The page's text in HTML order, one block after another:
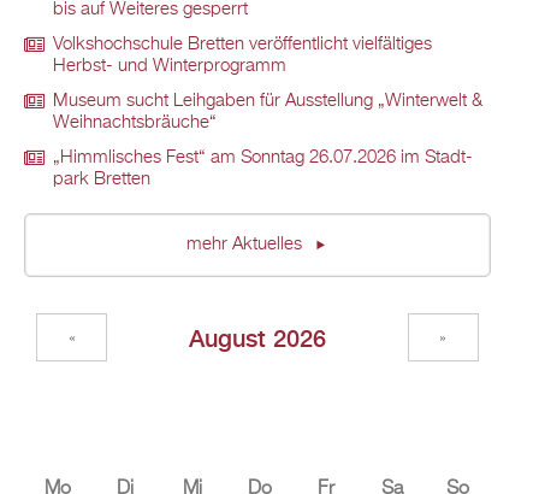
bis auf Wei­te­res ge­sperrt
Volks­hoch­schu­le Brett­en ver­öf­fent­licht viel­fäl­ti­ges
Herbst- und Win­ter­pro­gramm
Mu­se­um sucht Leih­ga­ben für Aus­stel­lung „Win­ter­welt &
Weih­nachts­bräu­che“
„Himm­li­sches Fest“ am Sonn­tag 26.07.2026 im Stadt­
park Brett­en
mehr Ak­tu­el­les
Au­gust 2026
« »
Mo Di Mi Do Fr Sa So